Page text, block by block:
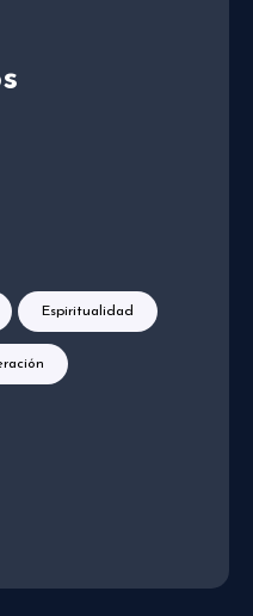
Espiritualidad